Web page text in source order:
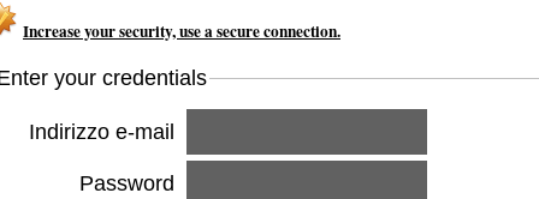
Increase your security, use a secure connection.
your credentials
Indirizzo e-mail
Password